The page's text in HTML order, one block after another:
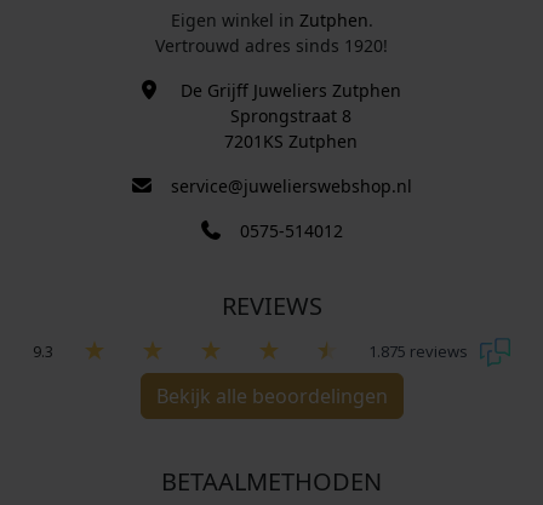
Eigen winkel in Zutphen.
Vertrouwd adres sinds 1920!
De Grijff Juweliers Zutphen
Sprongstraat 8
7201KS Zutphen
service@juwelierswebshop.nl
0575-514012
REVIEWS
9.3 1.875 reviews
Bekijk alle beoordelingen
BETAALMETHODEN